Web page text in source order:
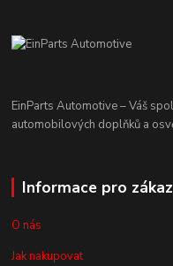
EinParts Automotive – Váš
automobilových doplňků a
Informace pro
O nás
Jak nakupovat